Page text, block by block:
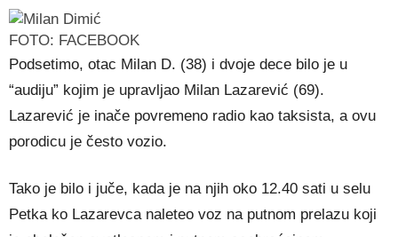
FOTO: FACEBOOK
Podsetimo, otac Milan D. (38) i dvoje dece bilo je u
“audiju” kojim je upravljao Milan Lazarević (69).
Lazarević je inače povremeno radio kao taksista, a ovu
porodicu je često vozio.
Tako je bilo i juče, kada je na njih oko 12.40 sati u selu
Petka ko Lazarevca naleteo voz na putnom prelazu koji